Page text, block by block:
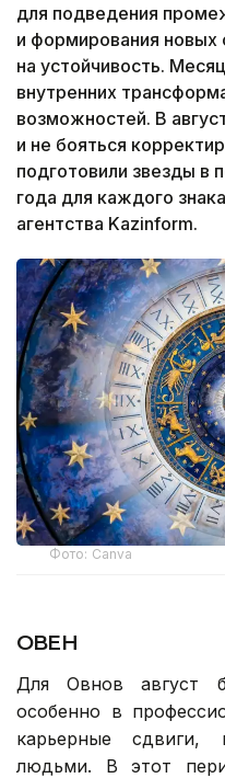
для подведения
и формирования новых
на устойчивость.
внутренних
возможностей. В
и не бояться
подготовили звезды в
года для каждого
агентства Kazinform.
Фото: Canva
ОВЕН
Для Овнов август
особенно в
карьерные сдвиги,
людьми. В этот